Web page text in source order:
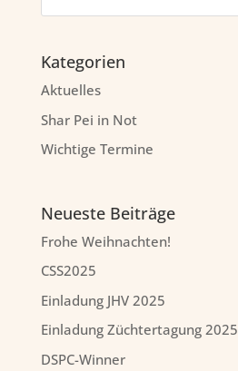
Kategorien
Aktuelles
Shar Pei in Not
Wichtige Termine
Neueste Beiträge
Frohe Weihnachten!
CSS2025
Einladung JHV 2025
Einladung Züchtertagung 2025
DSPC-Winner